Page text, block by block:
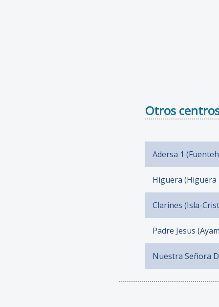
Otros
Adersa 1
Higuera (Higuera
Clarines (Isla-
Padre Jesus
Nuestra Señora